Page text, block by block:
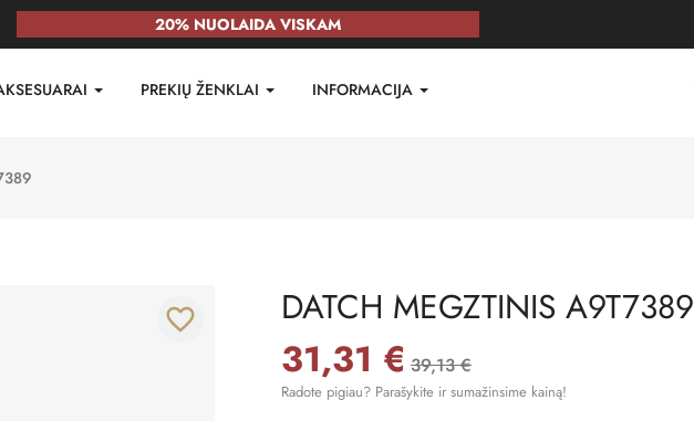
20% NUOLAIDA VISKAM
PREKIŲ ŽENKLAI INFORMACIJA
favorite_border DATCH MEGZTINIS A9T7389
31,31 € 39,13 €
Radote pigiau? Parašykite ir sumažinsime kainą!